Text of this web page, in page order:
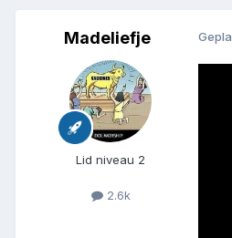
Madeliefje
Lid niveau 2
2.6k